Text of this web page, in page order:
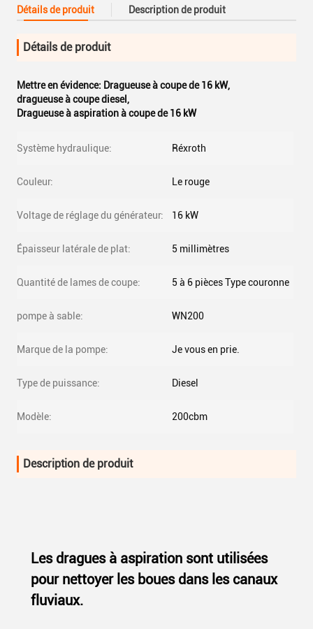
Détails de produit Description de produit
Détails de produit
Mettre en évidence: Dragueuse à coupe de 16 kW,
dragueuse à coupe diesel,
Dragueuse à aspiration à coupe de 16 kW
Système hydraulique: Réxroth
Couleur: Le rouge
Voltage de réglage du générateur: 16 kW
Épaisseur latérale de plat: 5 millimètres
Quantité de lames de coupe: 5 à 6 pièces Type couronne
pompe à sable: WN200
Marque de la pompe: Je vous en prie.
Type de puissance: Diesel
Modèle: 200cbm
Description de produit
Les dragues à aspiration sont utilisées
pour nettoyer les boues dans les canaux
fluviaux.